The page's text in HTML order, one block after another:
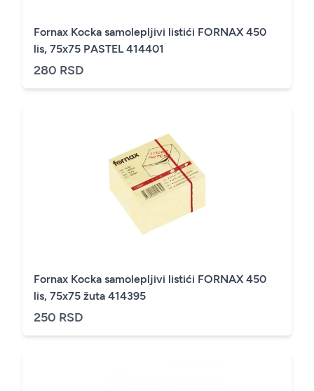
Fornax Kocka samolepljivi listići FORNAX 450
lis, 75x75 PASTEL 414401
280 RSD
Fornax Kocka samolepljivi listići FORNAX 450
lis, 75x75 žuta 414395
250 RSD